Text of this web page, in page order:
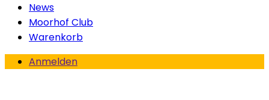
News
Moorhof Club
Warenkorb
Anmelden